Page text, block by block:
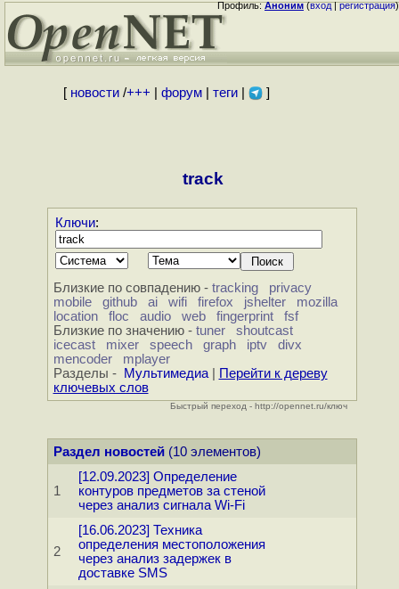
Профиль:Аноним(вход|регистрация)
[ новости/+++ форум| теги| ]
track
Ключи:
Близкие по совпадению - tracking
privacy
mobile
github ai wifi firefox jshelter
mozilla
location
floc audio web fingerprint
fsf
Близкие по значению - tuner
shoutcast
icecast
mixer speech graph iptv
divx
mencoder
mplayer
Разделы -
Мультимедиа|
Перейти к дереву
ключевых слов
Быстрый переход - http://opennet.ru/ключ
Раздел новостей(10 элементов)
1
[12.09.2023] Определение
контуров предметов за стеной
через анализ сигнала Wi-Fi
2
[16.06.2023] Техника
определения местоположения
через анализ задержек в
доставке SMS